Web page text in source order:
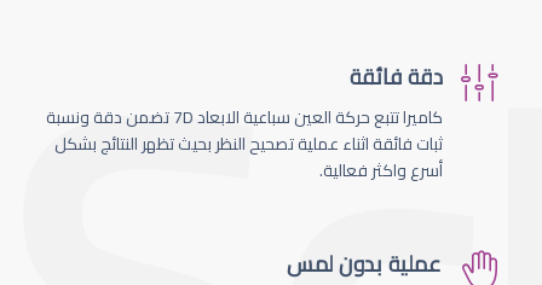
دقة فائقة
كاميرا تتبع حركة العين سباعية الابعاد 7D تضمن دقة ونسبة
ثبات فائقة اثناء عملية تصحيح النظر بحيث تظهر النتائج بشكل
أسرع واكثر فعالية.
عملية بدون لمس